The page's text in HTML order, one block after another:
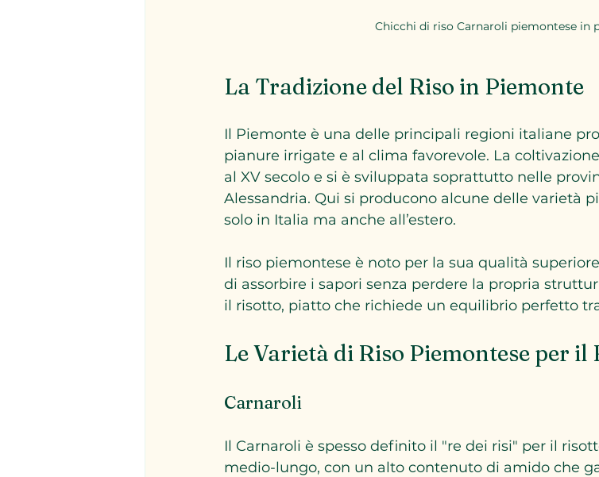
Chicchi di riso Carnaroli piemontese in
La Tradizione del Riso in Piemonte
Il Piemonte è una delle principali regioni italiane
pianure irrigate e al clima favorevole. La
al XV secolo e si è sviluppata soprattutto nelle
Alessandria. Qui si producono alcune delle varietà
solo in Italia ma anche all’estero.
Il riso piemontese è noto per la sua qualità
di assorbire i sapori senza perdere la propria
il risotto, piatto che richiede un equilibrio perfetto
Le Varietà di Riso Piemontese per il
Carnaroli
Il Carnaroli è spesso definito il "re dei risi" per il
medio-lungo, con un alto contenuto di amido che